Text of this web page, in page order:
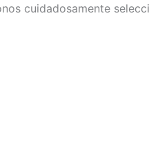
cuidadosamente